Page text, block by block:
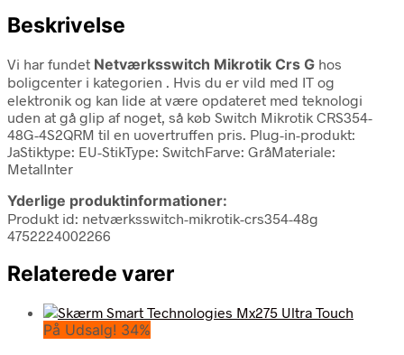
Beskrivelse
Vi har fundet Netværksswitch Mikrotik Crs G hos
boligcenter i kategorien . Hvis du er vild med IT og
elektronik og kan lide at være opdateret med teknologi
uden at gå glip af noget, så køb Switch Mikrotik CRS354-
48G-4S2QRM til en uovertruffen pris. Plug-in-produkt:
JaStiktype: EU-StikType: SwitchFarve: GråMateriale:
MetalInter
Yderlige produktinformationer:
Produkt id: netværksswitch-mikrotik-crs354-48g
4752224002266
Relaterede varer
På Udsalg! 34%